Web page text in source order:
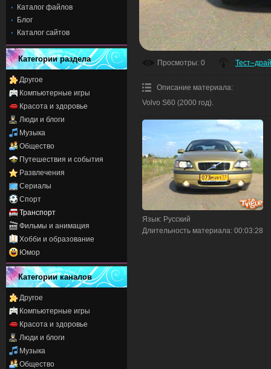
Каталог файлов
Блог
Каталог сайтов
Категории раздела
Другое
Компьютерные игры
Красота и здоровье
Люди и блоги
Музыка
Общество
Путешествия и события
Развлечения
Сериалы
Спорт
Транспорт
Фильмы и анимация
Хобби и образование
Юмор
Категории каналов
Другое
Компьютерные игры
Красота и здоровье
Люди и блоги
Музыка
Общество
Просмотры: 0
Описание материала:
Volvo S60 (2000 год).
Язык: Русский
Длительность материала: 00:03:28